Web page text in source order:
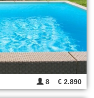
8 € 2.890